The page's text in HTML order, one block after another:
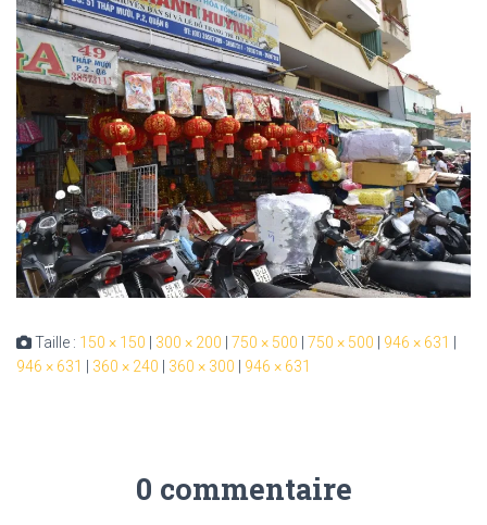
Taille : 150 × 150 300 × 200 750 × 500 750 × 500 946 × 631
946 × 631
360 × 240 360 × 300 946 × 631
0 commentaire